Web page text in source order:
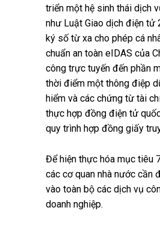
triển một hệ sinh thái dịch
như Luật Giao dịch điện tử
ký số từ xa cho phép cá
chuẩn an toàn eIDAS của
công trực tuyến đến phần
thời điểm một thông điệp
hiểm và các chứng từ tài
thực hợp đồng điện tử
quy trình hợp đồng giấy
Để hiện thực hóa mục tiêu
các cơ quan nhà nước cần
vào toàn bộ các dịch vụ
doanh nghiệp.